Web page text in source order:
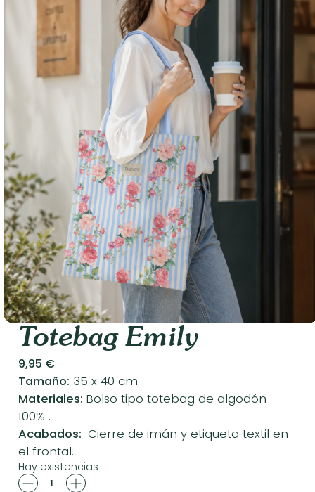
Totebag Emily
9,95 €
Tamaño: 35 x 40 cm.
Materiales: Bolso tipo totebag de algodón
100% .
Acabados: Cierre de imán y etiqueta textil en
el frontal.
Hay existencias
Totebag